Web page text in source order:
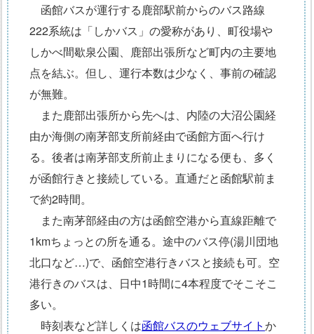
函館バスが運行する鹿部駅前からのバス路線
222系統は「しかバス」の愛称があり、町役場や
しかべ間歇泉公園、鹿部出張所など町内の主要地
点を結ぶ。但し、運行本数は少なく、事前の確認
が無難。
また鹿部出張所から先へは、内陸の大沼公園経
由か海側の南茅部支所前経由で函館方面へ行け
る。後者は南茅部支所前止まりになる便も、多く
が函館行きと接続している。直通だと函館駅前ま
で約2時間。
また南茅部経由の方は函館空港から直線距離で
1kmちょっとの所を通る。途中のバス停(湯川団地
北口など…)で、函館空港行きバスと接続も可。空
港行きのバスは、日中1時間に4本程度でそこそこ
多い。
時刻表など詳しくは函館バスのウェブサイトか